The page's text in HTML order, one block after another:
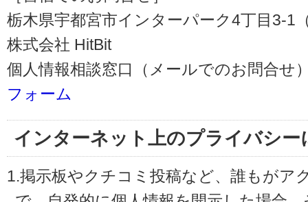
栃木県宇都宮市インターパーク4丁目3-1
株式会社 HitBit
個人情報相談窓口（メールでのお問合せ
フォーム
インターネット上のプライバシー
1.掲示板やクチコミ投稿など、誰もがア